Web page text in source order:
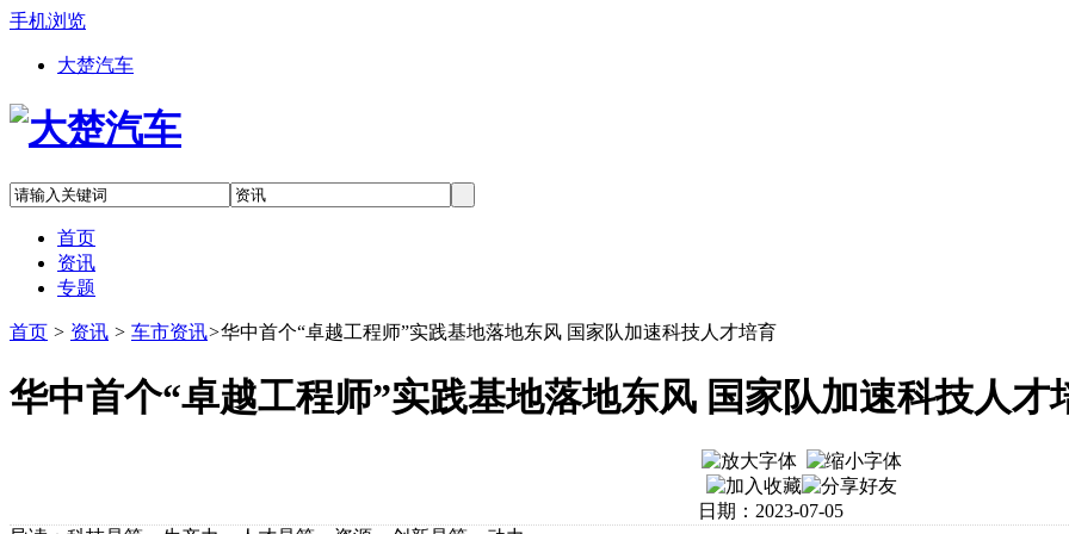
手机浏览
大楚汽车
首页
资讯
专题
首页 > 资讯 > 车市资讯>华中首个“卓越工程师”实践基地落地东风 国家队加速科技人才培育
华中首个“卓越工程师”实践基地落地东风 国家队加速科技人才
日期：2023-07-05